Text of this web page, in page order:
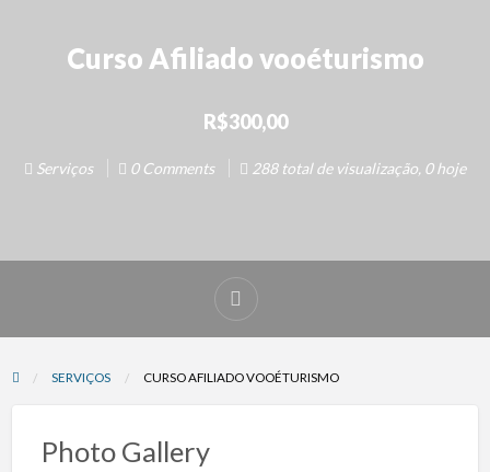
Curso Afiliado vooéturismo
R$300,00
Serviços 0 Comments 288 total de visualização, 0 hoje
SERVIÇOS CURSO AFILIADO VOOÉTURISMO
Photo Gallery